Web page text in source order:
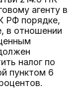
агенту в
РФ порядке,
в отношении
налог по
пунктом 6